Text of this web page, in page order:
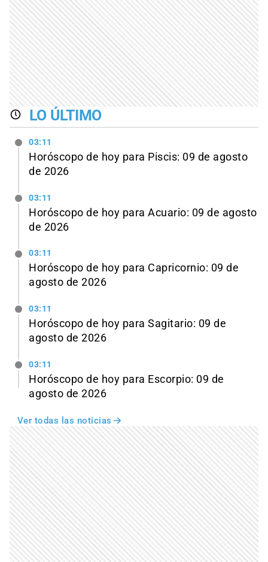
LO ÚLTIMO
03:11
Horóscopo de hoy para Piscis: 09 de agosto
de 2026
03:11
Horóscopo de hoy para Acuario: 09 de agosto
de 2026
03:11
Horóscopo de hoy para Capricornio: 09 de
agosto de 2026
03:11
Horóscopo de hoy para Sagitario: 09 de
agosto de 2026
03:11
Horóscopo de hoy para Escorpio: 09 de
agosto de 2026
Ver todas las noticias